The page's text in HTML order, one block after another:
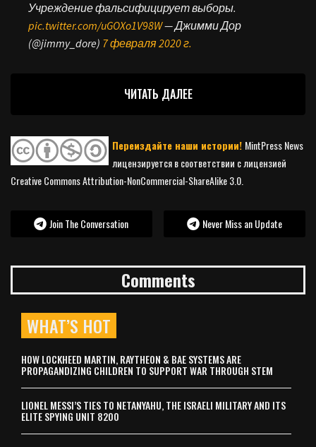
Учреждение фальсифицирует выборы.
pic.twitter.com/uGOXo1V98W— Джимми Дор
(@jimmy_dore) 7 февраля 2020 г.
ЧИТАТЬ ДАЛЕЕ
Переиздайте наши истории! MintPress News
лицензируется в соответствии с лицензией
Creative Commons Attribution-NonCommercial-ShareAlike 3.0.
Join The Conversation Never Miss an Update
Comments
WHAT’S HOT
HOW LOCKHEED MARTIN, RAYTHEON & BAE SYSTEMS ARE
PROPAGANDIZING CHILDREN TO SUPPORT WAR THROUGH STEM
LIONEL MESSI’S TIES TO NETANYAHU, THE ISRAELI MILITARY AND ITS
ELITE SPYING UNIT 8200